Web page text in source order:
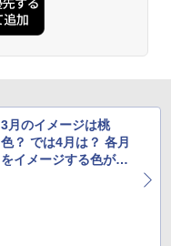
3月のイメージは桃
色？ では4月は？ 各月
をイメージする色が人